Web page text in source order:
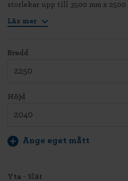
storlekar upp till 3500 mm x 2500
Läs mer
Bredd
Höjd
Ange eget mått
Yta - Slät